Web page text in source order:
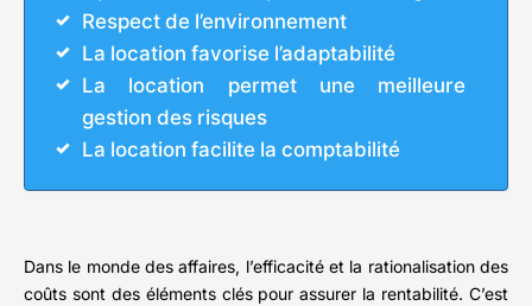
Respect de l’environnement
La location favorise l’adaptabilité
La location permet une meilleure
gestion des risques
La location facilite la comptabilité
Dans le monde des affaires, l’efficacité et la rationalisation des
coûts sont des éléments clés pour assurer la rentabilité. C’est